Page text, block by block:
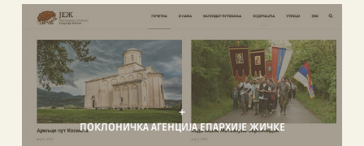
+
ПОКЛОНИЧКА АГЕНЦИЈА ЕПАРХИЈЕ ЖИЧКЕ